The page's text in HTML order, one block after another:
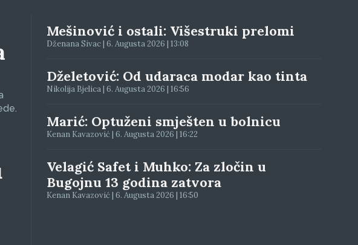
Mešinović i ostali: Višestruki prelomi
Dženana Sivac | 6. Augusta 2026 | 13:08
Dželetović: Od udaraca modar kao tinta
Nikolija Bjelica | 6. Augusta 2026 | 16:56
Marić: Optuženi smješten u bolnicu
Kenan Kavazović | 6. Augusta 2026 | 16:22
Velagić Safet i Muhko: Za zločin u
Bugojnu 13 godina zatvora
Kenan Kavazović | 6. Augusta 2026 | 16:50